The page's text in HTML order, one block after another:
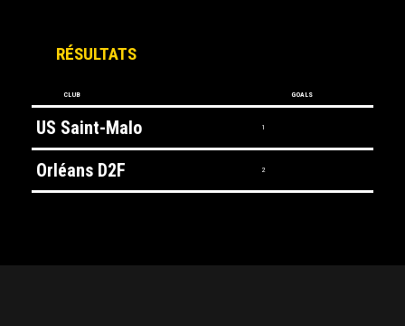
RÉSULTATS
CLUB GOALS
US Saint-Malo 1
Orléans D2F 2